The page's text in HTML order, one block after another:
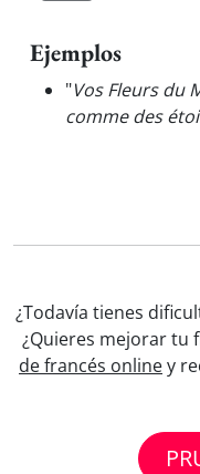
Ejemplos
"Vos Fleurs du
comme des
¿Todavía tienes
¿Quieres mejorar tu
de francés onliney